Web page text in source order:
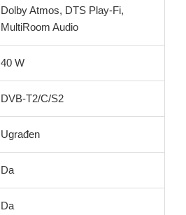
Dolby Atmos, DTS Play-Fi,
MultiRoom Audio
40 W
DVB-T2/C/S2
Ugrađen
Da
Da